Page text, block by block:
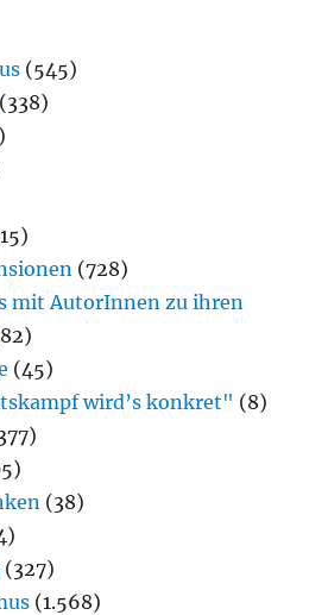
(545)
(338)
(728)
mit AutorInnen zu ihren
(45)
wird’s konkret" (8)
(38)
(327)
(1.568)